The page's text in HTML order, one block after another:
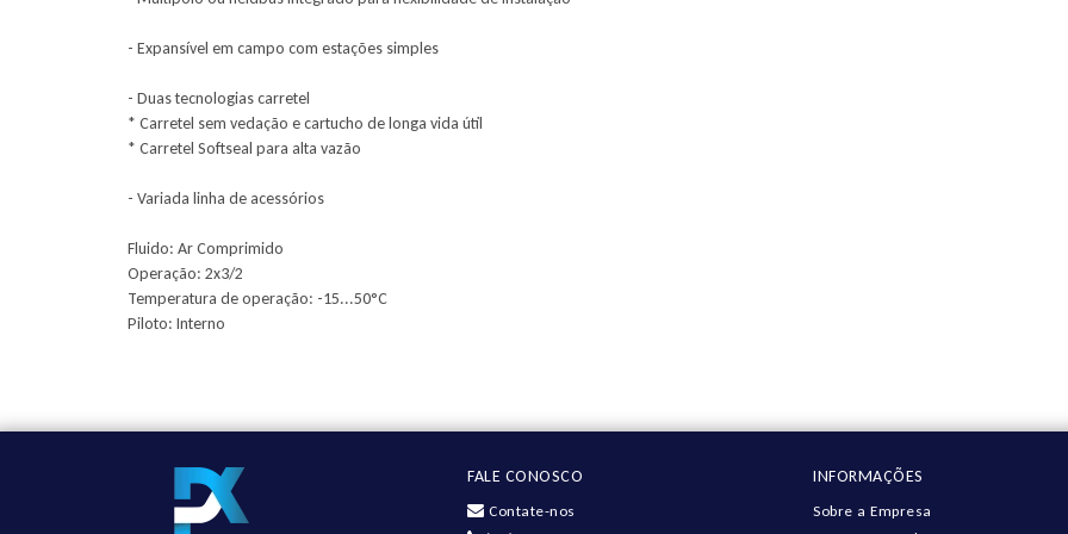
- Expansível em campo com estações simples
- Duas tecnologias carretel
* Carretel sem vedação e cartucho de longa vida útil
* Carretel Softseal para alta vazão
- Variada linha de acessórios
Fluido: Ar Comprimido
Operação: 2x3/2
Temperatura de operação: -15...50°C
Piloto: Interno
FALE CONOSCO
Contate-nos
INFORMAÇÕES
Sobre a Empresa